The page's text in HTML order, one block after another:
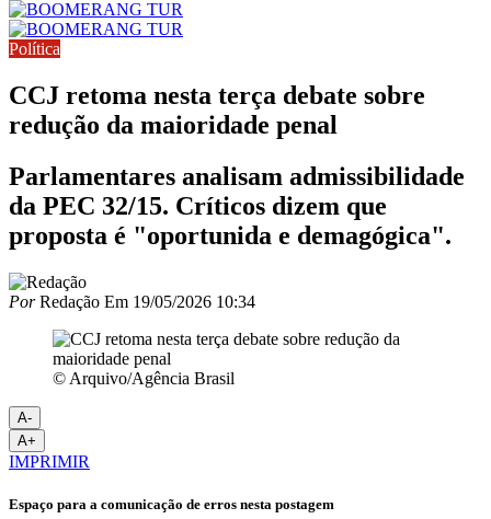
Política
CCJ retoma nesta terça debate sobre
redução da maioridade penal
Parlamentares analisam admissibilidade
da PEC 32/15. Críticos dizem que
proposta é "oportunida e demagógica".
PorRedação Em 19/05/2026 10:34
© Arquivo/Agência Brasil
A-
A+
IMPRIMIR
Espaço para a comunicação de erros nesta postagem